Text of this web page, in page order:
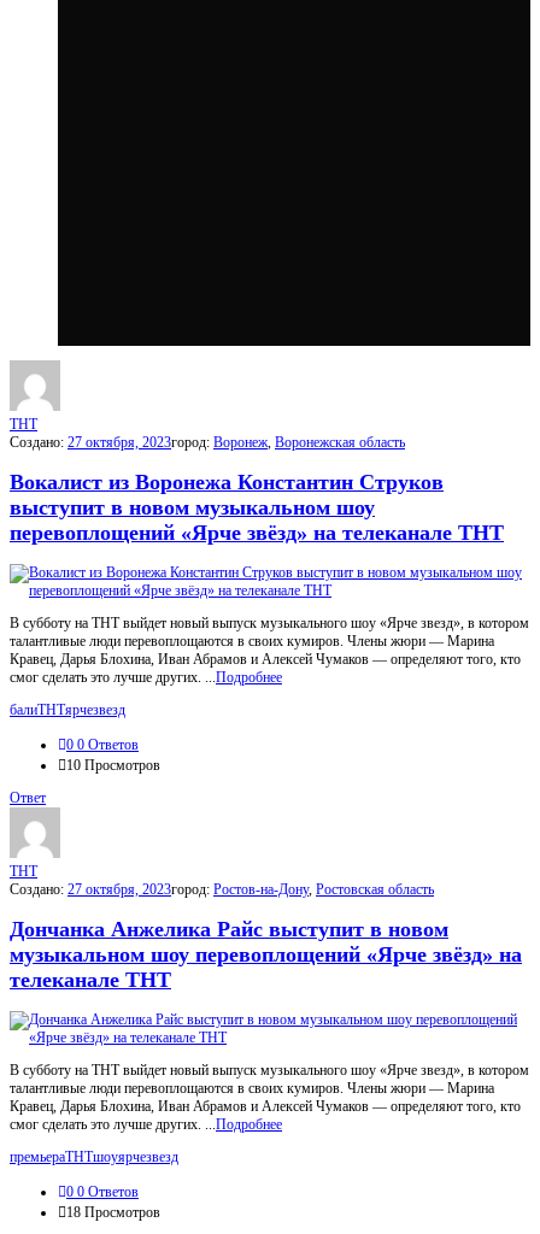
МойГород
Последний
Посты
THT
Создано: 27 октября, 2023город: Воронеж, Воронежская область
Вокалист из Воронежа Константин Струков
выступит в новом музыкальном шоу
перевоплощений «Ярче звёзд» на телеканале ТНТ
В субботу на ТНТ выйдет новый выпуск музыкального шоу «Ярче звезд», в котором
талантливые люди перевоплощаются в своих кумиров. Члены жюри — Марина
Кравец, Дарья Блохина, Иван Абрамов и Алексей Чумаков — определяют того, кто
смог сделать это лучше других. ...Подробнее
балиТНТярчезвезд
0 0 Ответов
10 Просмотров
Ответ
THT
Создано: 27 октября, 2023город: Ростов-на-Дону, Ростовская область
Дончанка Анжелика Райс выступит в новом
музыкальном шоу перевоплощений «Ярче звёзд» на
телеканале ТНТ
В субботу на ТНТ выйдет новый выпуск музыкального шоу «Ярче звезд», в котором
талантливые люди перевоплощаются в своих кумиров. Члены жюри — Марина
Кравец, Дарья Блохина, Иван Абрамов и Алексей Чумаков — определяют того, кто
смог сделать это лучше других. ...Подробнее
премьераТНТшоуярчезвезд
0 0 Ответов
18 Просмотров